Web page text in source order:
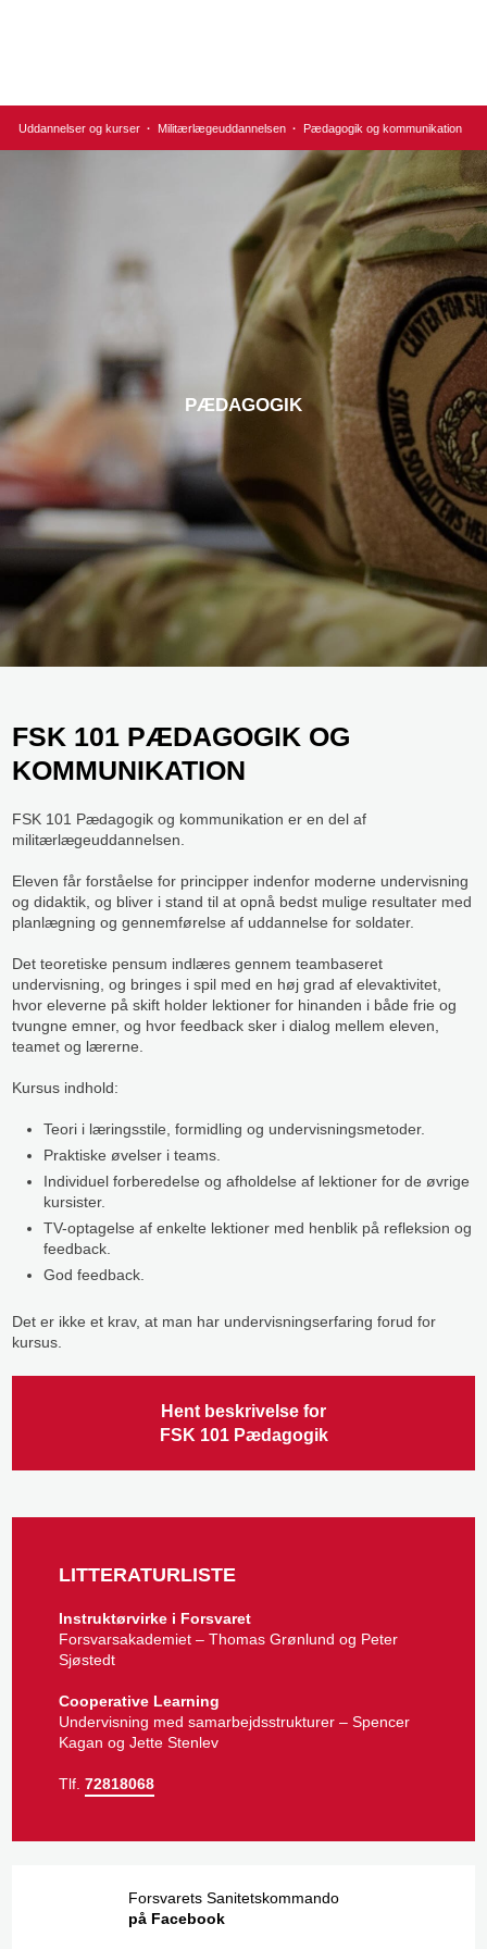
Uddannelser og kurser · Militærlægeuddannelsen · Pædagogik og kommunikation
PÆDAGOGIK​
​FSK 101 PÆDAGOGIK​ OG
KOMMUNIKATION
FSK 101 Pædagogik og kommunikation er en del af
militærlægeuddannelsen.
Eleven får forståelse for principper indenfor moderne undervisning
og didaktik, og bliver i stand til at opnå bedst mulige resultater med
planlægning og gennemførelse af uddannelse for soldater.
Det teoretiske pensum indlæres gennem teambaseret
undervisning, og bringes i spil med en høj grad af elevaktivitet,
hvor eleverne på skift holder lektioner for hinanden i både frie og
tvungne emner, og hvor feedback sker i dialog mellem eleven,
teamet og lærerne.​
​Kursus indhold:
​Teori i læringsstile, formidling og undervisningsmetoder.
​Praktiske øvelser i teams.
​Individuel forberedelse og afholdelse af lektioner for de øvrige
kursister.
​TV-optagelse af enkelte lektioner med henblik på refleksion og
feedback.
​God feedback.
Det er ikke et krav, at man har undervisningserfaring forud for
kursus.​
Hent beskrivelse for
​FSK 101 ​Pædagogik
LITTERATURLISTE
Instruktørvirke i Forsvaret
​Forsvarsakademiet – Thomas Grønlund og Peter
Sjøstedt​
Cooperative Learning
​Undervisning med samarbejdsstrukturer – Spencer
Kagan og Jette Stenlev​​
Tlf. 72818068
Forsvarets Sanitetskommando
på Facebook​